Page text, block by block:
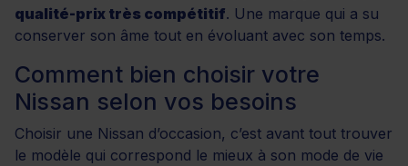
qualité-prix très compétitif. Une marque qui a su
conserver son âme tout en évoluant avec son temps.
Comment bien choisir votre
Nissan selon vos besoins
Choisir une Nissan d’occasion, c’est avant tout trouver
le modèle qui correspond le mieux à son mode de vie